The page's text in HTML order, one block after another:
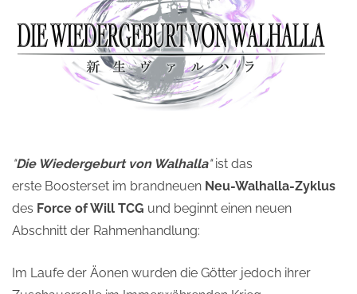
"Die Wiedergeburt von Walhalla"ist das
erste Boosterset im brandneuen Neu-Walhalla-Zyklus
des Force of Will TCG und beginnt einen neuen
Abschnitt der Rahmenhandlung:
Im Laufe der Äonen wurden die Götter jedoch ihrer